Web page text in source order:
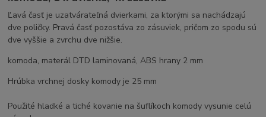
Ľavá časť je uzatvárateľná dvierkami, za ktorými sa nachádzajú
dve poličky. Pravá časť pozostáva zo zásuviek, pričom zo spodu sú
dve vyššie a zvrchu dve nižšie.
komoda, materál DTD laminovaná, ABS hrany 2 mm
Hrúbka vrchnej dosky komody je 25 mm
Použité hladké a tiché kovanie na šuflíkoch komody vysunie celú